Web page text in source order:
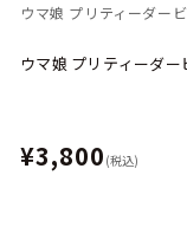
ウマ娘 プリティーダー
ウマ娘 プリティーダ
¥3,800 (税込)